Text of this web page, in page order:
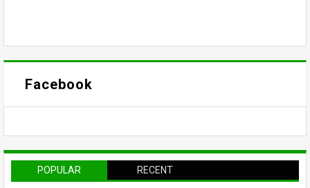
Facebook
POPULAR RECENT